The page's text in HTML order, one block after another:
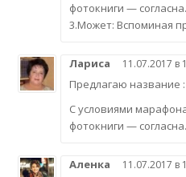
фотокниги — согласна.
3.Может: Вспоминая
Лариса 11.07.2017 в
Предлагаю название
С условиями
фотокниги — согласна.
Аленка 11.07.2017 в